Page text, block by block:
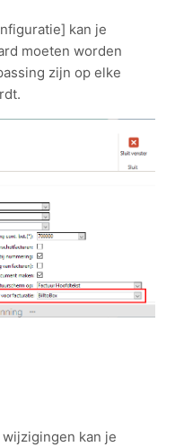
kan je
moeten worden
zijn op elke
kan je